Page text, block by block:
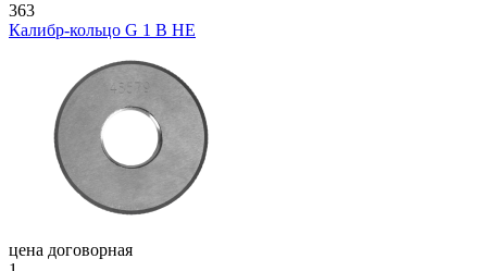
363
Калибр-кольцо G 1 В НЕ
цена договорная